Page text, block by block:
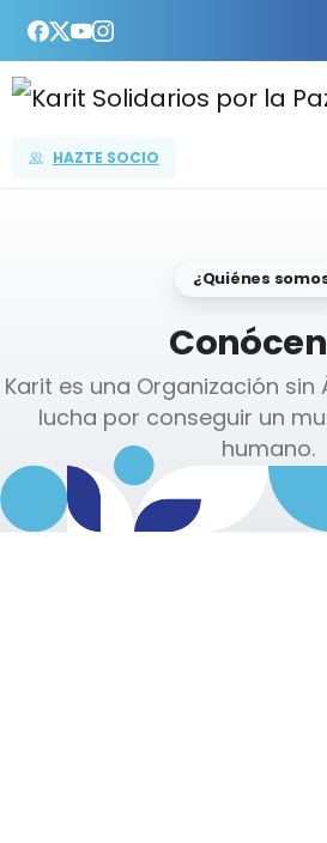
HAZTE SOCIO
¿Quiénes
Karit es una Organización sin
lucha por conseguir un
humano.